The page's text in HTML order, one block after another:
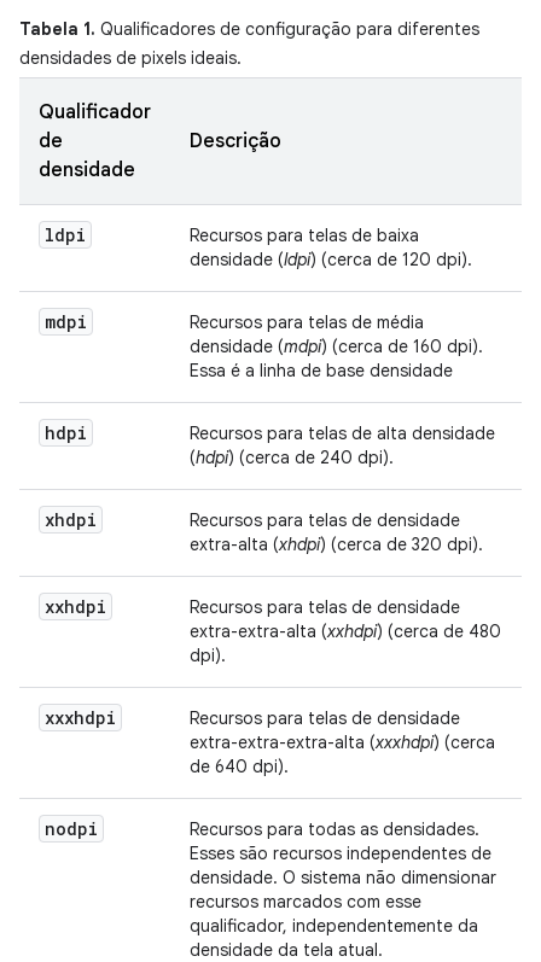
Tabela 1. Qualificadores de configuração para diferentes
densidades de pixels ideais.
Qualificador
de
densidade
Descrição
ldpi
Recursos para telas de baixa
densidade (ldpi) (cerca de 120 dpi).
mdpi
Recursos para telas de média
densidade (mdpi) (cerca de 160 dpi).
Essa é a linha de base densidade
hdpi
Recursos para telas de alta densidade
(hdpi) (cerca de 240 dpi).
xhdpi
Recursos para telas de densidade
extra-alta (xhdpi) (cerca de 320 dpi).
xxhdpi
Recursos para telas de densidade
extra-extra-alta (xxhdpi) (cerca de 480
dpi).
xxxhdpi
Recursos para telas de densidade
extra-extra-extra-alta (xxxhdpi) (cerca
de 640 dpi).
nodpi
Recursos para todas as densidades.
Esses são recursos independentes de
densidade. O sistema não dimensionar
recursos marcados com esse
qualificador, independentemente da
densidade da tela atual.